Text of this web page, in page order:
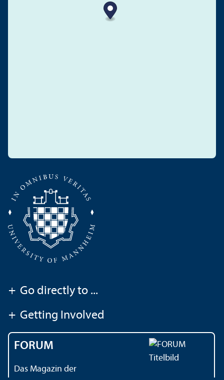
+ Go directly to ...
+ Getting Involved
FORUM
Das Magazin der